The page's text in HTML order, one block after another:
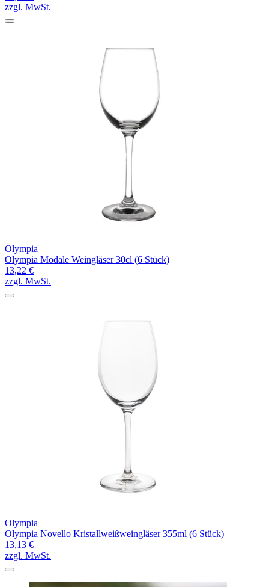
zzgl. MwSt.
Olympia
Olympia Modale Weingläser 30cl (6 Stück)
13,22 €
zzgl. MwSt.
Olympia
Olympia Novello Kristallweißweingläser 355ml (6 Stück)
13,13 €
zzgl. MwSt.